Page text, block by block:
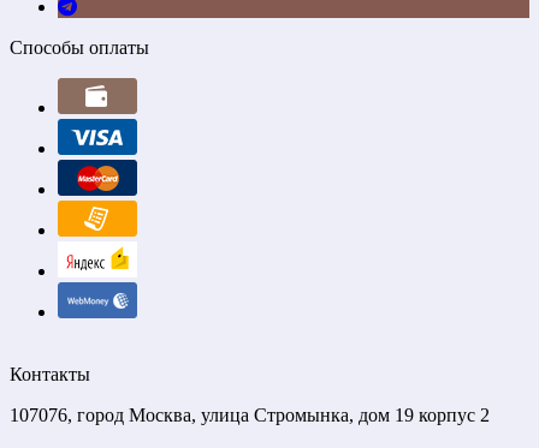
Способы оплаты
Контакты
107076, город Москва, улица Стромынка, дом 19 корпус 2